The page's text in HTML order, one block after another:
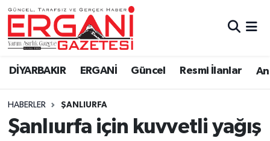
DİYARBAKIR ERGANİ Güncel Resmi İlanlar
HABERLER ŞANLIURFA
Şanlıurfa için kuvvetli yağış
DİYARBAKIR
BİSMİL
BAĞLAR
ERGANİ
Güncel
Ergani Nöbetçi Eczaneler
Ergani Hava Durumu
Ergani Trafik Yoğunluk Haritası
Süper Lig Puan Durumu ve Fikstür